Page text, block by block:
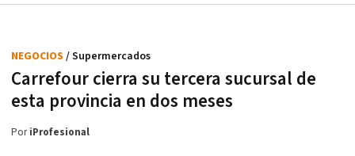
Carrefour cierra su tercera sucursal de
esta provincia en dos meses
NEGOCIOS / Supermercados
PoriProfesional